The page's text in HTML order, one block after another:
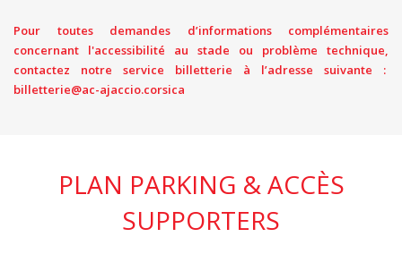
Pour toutes demandes d’informations complémentaires
concernant l'accessibilité au stade ou problème technique,
contactez notre service billetterie à l’adresse suivante :
billetterie@ac-ajaccio.corsica
PLAN PARKING & ACCÈS
SUPPORTERS